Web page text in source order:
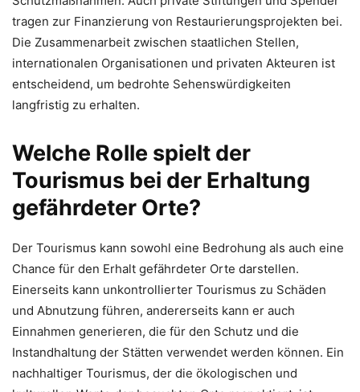
tragen zur Finanzierung von Restaurierungsprojekten bei.
Die Zusammenarbeit zwischen staatlichen Stellen,
internationalen Organisationen und privaten Akteuren ist
entscheidend, um bedrohte Sehenswürdigkeiten
langfristig zu erhalten.
Welche Rolle spielt der
Tourismus bei der Erhaltung
gefährdeter Orte?
Der Tourismus kann sowohl eine Bedrohung als auch eine
Chance für den Erhalt gefährdeter Orte darstellen.
Einerseits kann unkontrollierter Tourismus zu Schäden
und Abnutzung führen, andererseits kann er auch
Einnahmen generieren, die für den Schutz und die
Instandhaltung der Stätten verwendet werden können. Ein
nachhaltiger Tourismus, der die ökologischen und